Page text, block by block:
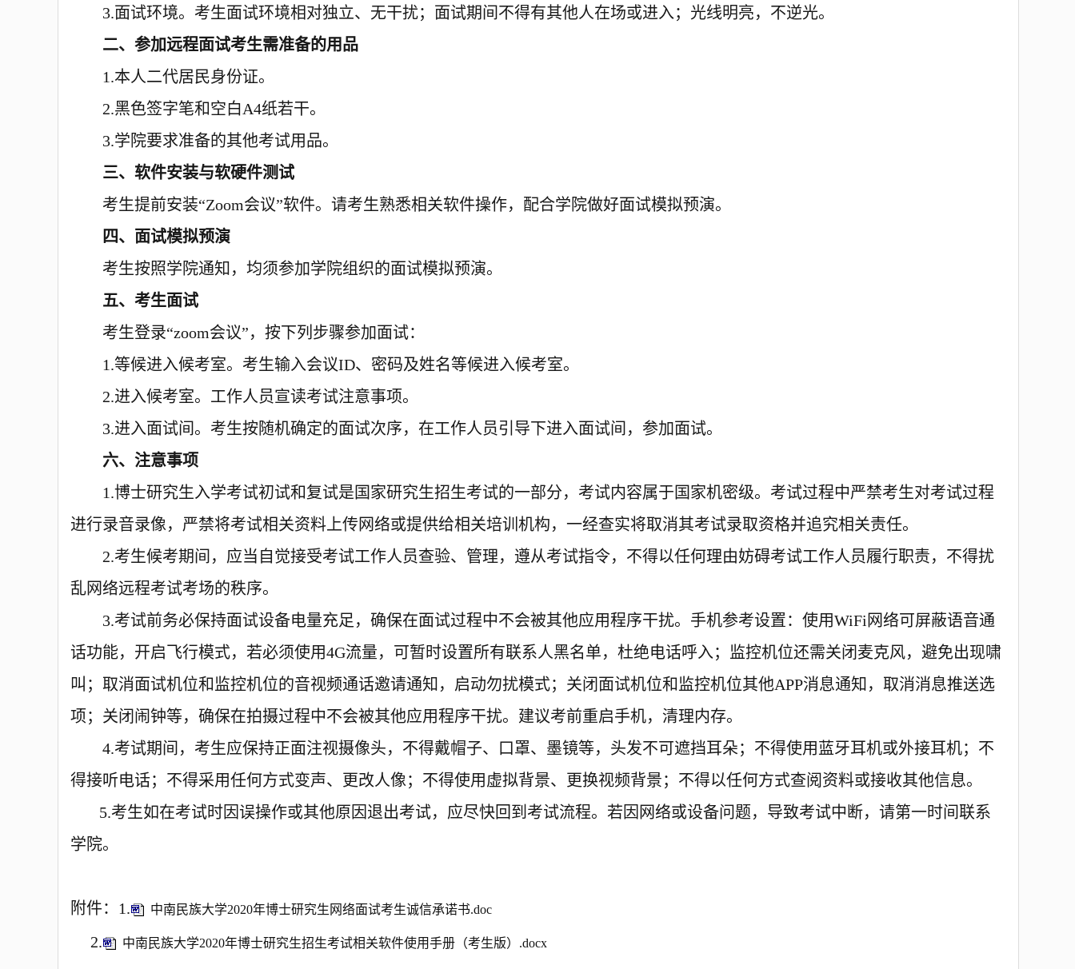
3.面试环境。考生面试环境相对独立、无干扰； 面试期间不得有其他人在场或进入；光线明亮， 不逆光。
二、参加远程面试考生需准备的用品
1.本人二代居民身份证。
2.黑色签字笔和空白A4纸若干。
3.学院要求准备的其他考试用品。
三、软件安装与软硬件测试
考生提前安装“Zoom会议”软件。 请考生熟悉相关软件操作，配合学院做好面试模拟预演。
四、面试模拟预演
考生按照学院通知，均须参加学院组织的面试模拟预演。
五、考生面试
考生登录“zoom会议”，按下列步骤参加面试：
1.等候进入候考室。考生输入会议ID、密码及姓名等候进入候考室。
2.进入候考室。工作人员宣读考试注意事项。
3.进入面试间。考生按随机确定的面试次序，在工作人员引导下进入面试间，参加面试。
六、注意事项
1.博士研究生入学考试初试和复试是国家研究生招生考试的一部分， 考试内容属于国家机密级。 考试过程中严禁考生对考试过程
进行录音录像，严禁将考试相关资料上传网络或提供给相关培训机构，一经查实将取消其考试录取资格并追究相关责任。
2.考生候考期间 ， 应当自觉接受考试工作人员查验、管理，遵从考试指令， 不得以任何理由妨碍考试工作人员履行职责，不得扰
乱网络远程考试考场的秩序。
3.考试前务必保持面试设备电量充足 ， 确保在面试过程中不会被其他应用程序干扰。手机参考设置：使用WiFi网络可屏蔽语音通
话功能，开启飞行模式，若必须使用4G流量，可暂时设置所有联系人黑名单，杜绝电话呼入；监控机位还需关闭麦克风，避免出现啸
叫；取消面试机位和监控机位的音视频通话邀请通知，启动勿扰模式；关闭面试机位和监控机位其他APP消息通知，取消消息推送选
项；关闭闹钟等，确保在拍摄过程中不会被其他应用程序干扰。建议考前重启手机，清理内存。
4.考试期间，考生应保持正面注视摄像头， 不得戴帽子、口罩、墨镜等，头发不可遮挡耳朵；不得使用蓝牙耳机或外接耳机；不
得接听电话；不得采用任何方式变声、更改人像；不得使用虚拟背景、更换视频背景；不得以任何方式查阅资料或接收其他信息。
5.考生如在考试时因误操作或其他原因退出考试，应尽快回到考试流程。若因网络或设备问题，导致考试中断，请第一时间联系
学院。
附件：1. 中南民族大学2020年博士研究生网络面试考生诚信承诺书.doc
2. 中南民族大学2020年博士研究生招生考试相关软件使用手册（考生版）.docx